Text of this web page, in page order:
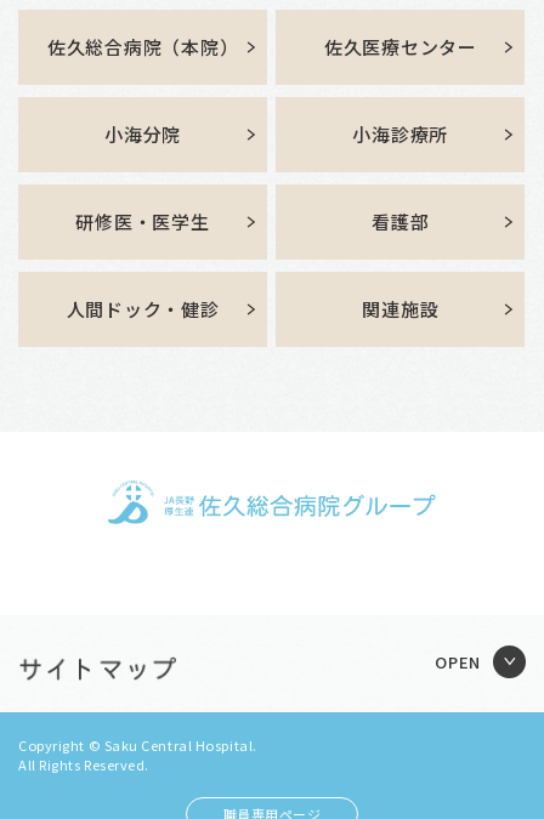
佐久総合病院（本院） 佐久医療センター
小海分院 小海診療所
研修医・医学生 看護部
人間ドック・健診 関連施設
Copyright © Saku Central Hospital.
All Rights Reserved.
職員専用ページ